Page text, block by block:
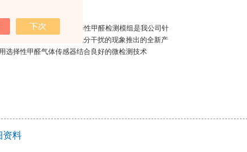
05-05
款甲醛传感器WZ-H3型选择性甲醛检测模组是我公司针
检测模组易受环境中其他成分干扰的现象推出的全新产
选择性甲醛气体传感器结合良好的微检测技术
资料